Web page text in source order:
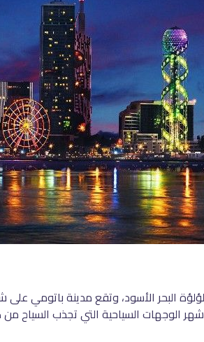
البحر الأسود، وتقع مدينة باتومي على
الوجهات السياحية التي تجذب